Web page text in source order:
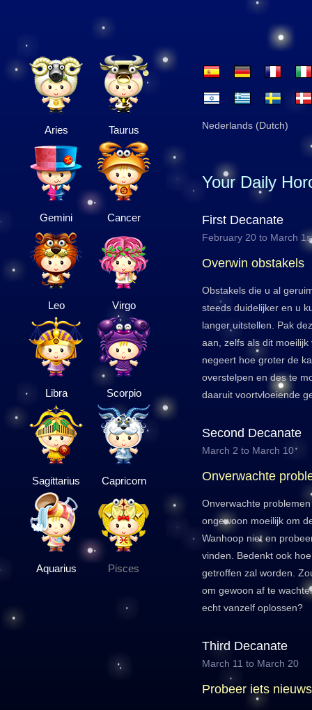
Aries Taurus
Gemini Cancer
Leo Virgo
Libra Scorpio
Sagittarius Capricorn
Aquarius Pisces
Nederlands (Dutch)
Your Daily
First Decanate
February 20 to March
Overwin obstakels
Obstakels die u al
steeds duidelijker en u
langer uitstellen. Pak
aan, zelfs als dit
negeert hoe groter de
overstelpen en des te
daaruit voortvloeiende
Second Decanate
March 2 to March 10
Onverwachte
Onverwachte
ongewoon moeilijk om
Wanhoop niet en
vinden. Bedenkt ook
getroffen zal worden.
om gewoon af te
echt vanzelf oplossen?
Third Decanate
March 11 to March 20
Probeer iets nieuws